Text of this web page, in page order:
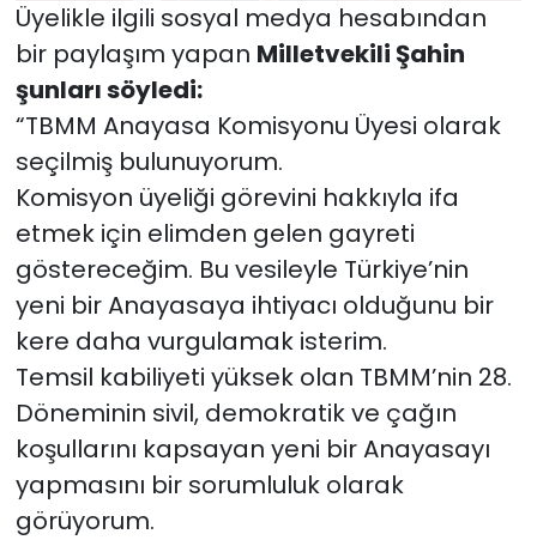
Üyelikle ilgili sosyal medya hesabından
bir paylaşım yapan Milletvekili Şahin
şunları söyledi:
“TBMM Anayasa Komisyonu Üyesi olarak
seçilmiş bulunuyorum.
Komisyon üyeliği görevini hakkıyla ifa
etmek için elimden gelen gayreti
göstereceğim. Bu vesileyle Türkiye’nin
yeni bir Anayasaya ihtiyacı olduğunu bir
kere daha vurgulamak isterim.
Temsil kabiliyeti yüksek olan TBMM’nin 28.
Döneminin sivil, demokratik ve çağın
koşullarını kapsayan yeni bir Anayasayı
yapmasını bir sorumluluk olarak
görüyorum.